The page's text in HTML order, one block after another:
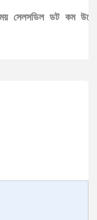
সেলসডিল ডট কম